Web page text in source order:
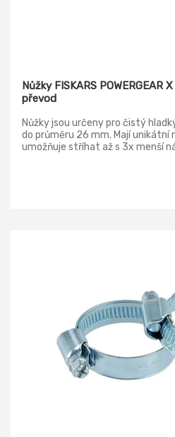
Nůžky FISKARS POWERGEAR
převod
Nůžky jsou určeny pro čistý
do průměru 26 mm. Mají unikátní
umožňuje stříhat až s 3x menší
čepel je potažená nepřilnavou
chrání čepel před korozí. Tím je